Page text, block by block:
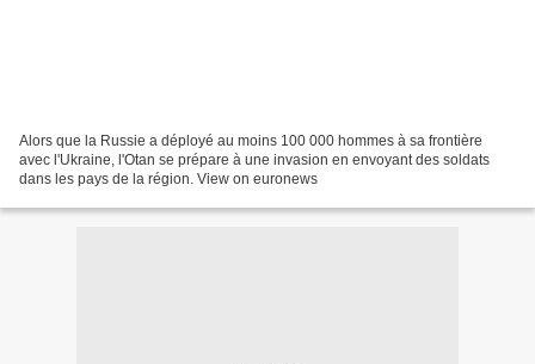
Alors que la Russie a déployé au moins 100 000 hommes à sa frontière
avec l'Ukraine, l'Otan se prépare à une invasion en envoyant des soldats
dans les pays de la région. View on euronews